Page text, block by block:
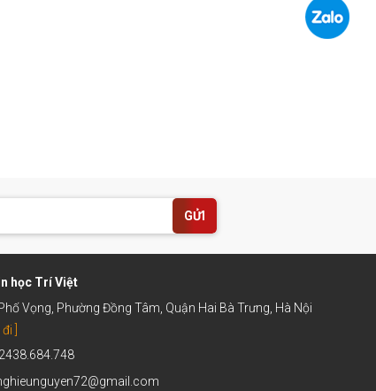
GỬI
học Trí Việt
Vọng, Phường Đồng Tâm, Quận Hai Bà Trưng, Hà Nội
]